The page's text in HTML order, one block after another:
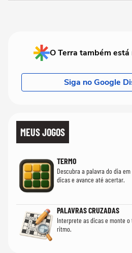
O Terra também
Siga no Google
MEUS JOGOS
TERMO
Descubra a palavra do dia
dicas e avance até acertar.
PALAVRAS CRUZADAS
Interprete as dicas e monte
ritmo.